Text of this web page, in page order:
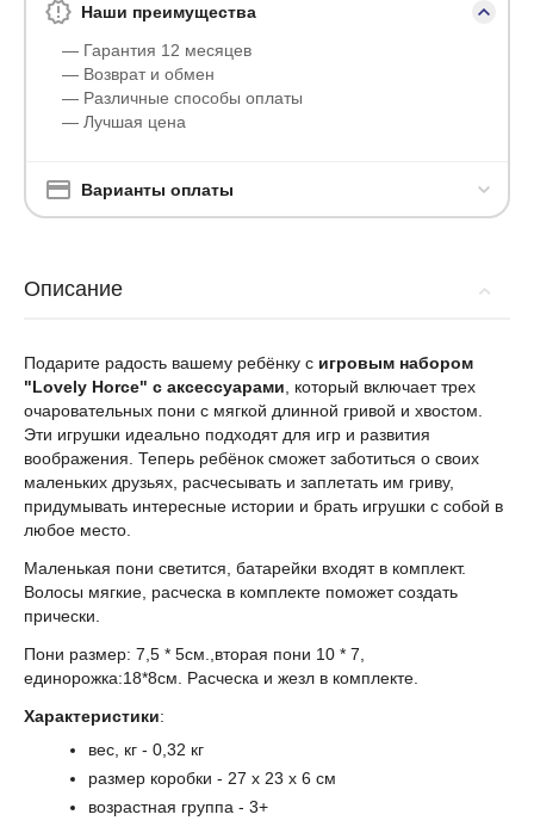
Наши преимущества
— Гарантия 12 месяцев
— Возврат и обмен
— Различные способы оплаты
— Лучшая цена
Варианты оплаты
Описание
Подарите радость вашему ребёнку с игровым набором
"Lovely Horce" с аксессуарами , который включает трех
очаровательных пони с мягкой длинной гривой и хвостом.
Эти игрушки идеально подходят для игр и развития
воображения. Теперь ребёнок сможет заботиться о своих
маленьких друзьях, расчесывать и заплетать им гриву,
придумывать интересные истории и брать игрушки с собой в
любое место.
Маленькая пони светится, батарейки входят в комплект.
Волосы мягкие, расческа в комплекте поможет создать
прически.
Пони размер: 7,5 * 5см.,вторая пони 10 * 7,
единорожка:18*8см. Расческа и жезл в комплекте.
Характеристики:
вес, кг - 0,32 кг
размер коробки - 27 x 23 x 6 см
возрастная группа - 3+